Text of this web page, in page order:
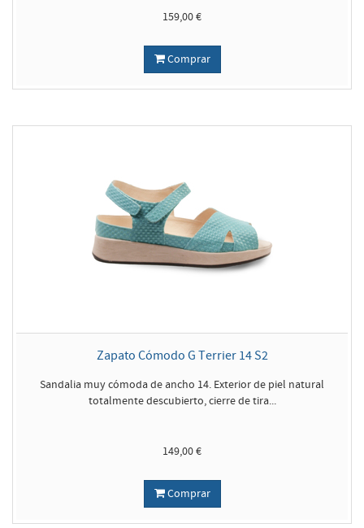
159,00 €
Comprar
Zapato Cómodo G Terrier 14 S2
Sandalia muy cómoda de ancho 14. Exterior de piel natural
totalmente descubierto, cierre de tira...
149,00 €
Comprar